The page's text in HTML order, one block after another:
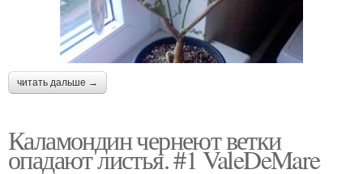
читать дальше →
Каламондин чернеют ветки
опадают листья. #1 ValeDeMare